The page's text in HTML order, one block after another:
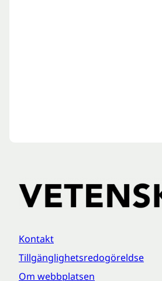
Kontakt
Tillgänglighetsredogöreldse
Om webbplatsen